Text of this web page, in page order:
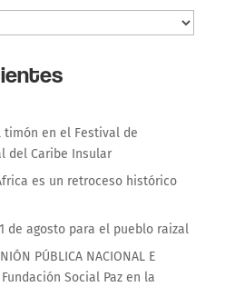
en el Festival de
del Caribe Insular
es un retroceso histórico
de agosto para el pueblo raizal
PÚBLICA NACIONAL E
Fundación Social Paz en la